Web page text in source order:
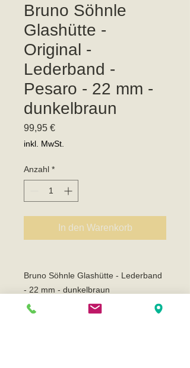
Bruno Söhnle
Glashütte -
Original -
Lederband -
Pesaro - 22 mm -
dunkelbraun
99,95 €Preis
inkl. MwSt.
Anzahl *
In den Warenkorb
Bruno Söhnle Glashütte - Lederband
- 22 mm - dunkelbraun
- dunkelbraunes Kalbslederband mit